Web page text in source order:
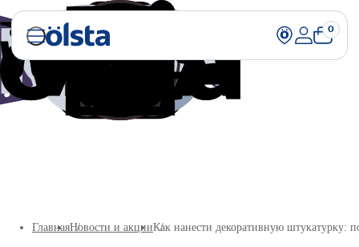
0
ГлавнаяНовости и акцииКак нанести декоративную штукатурку: